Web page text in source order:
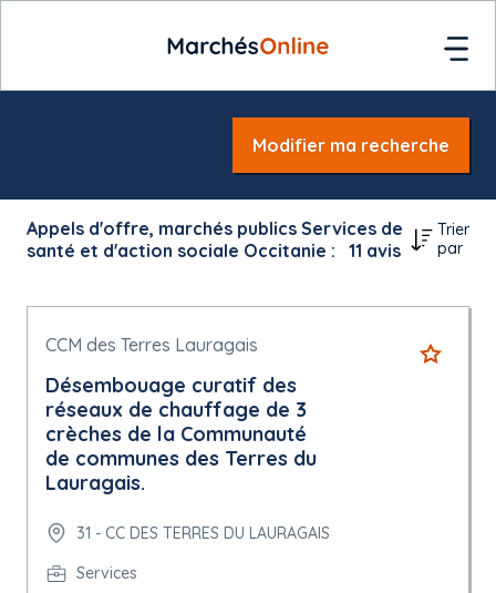
Modifier ma recherche
Appels d'offre, marchés publics Services de
santé et d'action sociale Occitanie :
11 avis
Trier
par
CCM des Terres Lauragais
Désembouage curatif des
réseaux de chauffage de 3
crèches de la Communauté
de communes des Terres du
Lauragais.
31 - CC DES TERRES DU LAURAGAIS
Services